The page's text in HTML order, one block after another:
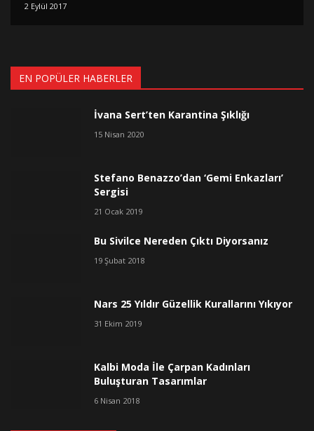
2 Eylül 2017
EN POPÜLER HABERLER
İvana Sert’ten Karantina Şıklığı
15 Nisan 2020
Stefano Benazzo’dan ‘Gemi Enkazları’
Sergisi
21 Ocak 2019
Bu Sivilce Nereden Çıktı Diyorsanız
19 Şubat 2018
Nars 25 Yıldır Güzellik Kurallarını Yıkıyor
31 Ekim 2019
Kalbi Moda İle Çarpan Kadınları
Buluşturan Tasarımlar
6 Nisan 2018